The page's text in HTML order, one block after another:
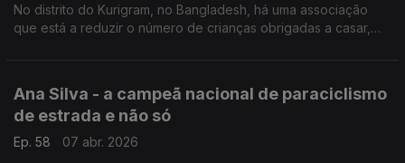
No distrito do Kurigram, no Bangladesh, há uma associação
que está a reduzir o número de crianças obrigadas a casar,
Ana Silva - a campeã nacional de paraciclismo
de estrada e não só
Ep. 58
07 abr. 2026